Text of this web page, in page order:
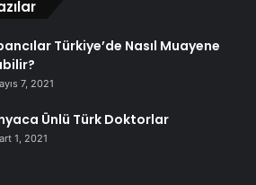
Türkiye’de Nasıl Muayene
7, 2021
Ünlü Türk Doktorlar
1, 2021